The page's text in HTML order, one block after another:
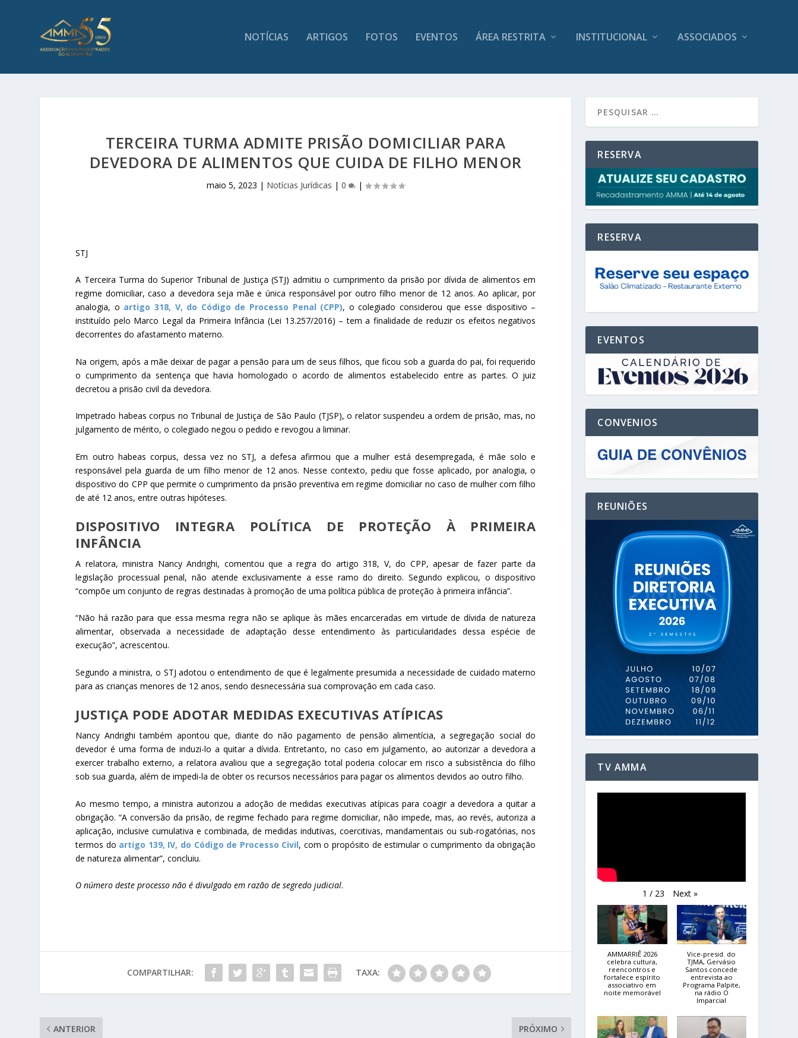
NOTÍCIAS ARTIGOS FOTOS EVENTOS ÁREA RESTRITA INSTITUCIONAL ASSOCIADOS
TERCEIRA TURMA ADMITE PRISÃO DOMICILIAR PARA
DEVEDORA DE ALIMENTOS QUE CUIDA DE FILHO MENOR
maio 5, 2023 | Notícias Jurídicas |0 |
STJ
A Terceira Turma do Superior Tribunal de Justiça (STJ) admitiu o cumprimento da prisão por dívida de alimentos em
regime domiciliar, caso a devedora seja mãe e única responsável por outro filho menor de 12 anos. Ao aplicar, por
analogia, o artigo 318, V, do Código de Processo Penal (CPP), o colegiado considerou que esse dispositivo –
instituído pelo Marco Legal da Primeira Infância (Lei 13.257/2016) – tem a finalidade de reduzir os efeitos negativos
decorrentes do afastamento materno.
Na origem, após a mãe deixar de pagar a pensão para um de seus filhos, que ficou sob a guarda do pai, foi requerido
o cumprimento da sentença que havia homologado o acordo de alimentos estabelecido entre as partes. O juiz
decretou a prisão civil da devedora.
Impetrado habeas corpus no Tribunal de Justiça de São Paulo (TJSP), o relator suspendeu a ordem de prisão, mas, no
julgamento demérito, o colegiado negou o pedido e revogou aliminar.
Em outro habeas corpus, dessa vez no STJ, a defesa afirmou que a mulher está desempregada, é mãe solo e
responsável pela guarda de um filho menor de 12 anos. Nesse contexto, pediu que fosse aplicado, por analogia, o
dispositivo do CPP que permite o cumprimento da prisão preventiva em regime domiciliar no caso de mulher com filho
de até 12 anos, entre outras hipóteses.
DISPOSITIVO INTEGRA POLÍTICA DE PROTEÇÃO À PRIMEIRA
INFÂNCIA
A relatora, ministra Nancy Andrighi, comentou que a regra do artigo 318, V, do CPP, apesar de fazer parte da
legislação processual penal, não atende exclusivamente a esse ramo do direito. Segundo explicou, o dispositivo
“compõe um conjunto de regras destinadas à promoção de uma política pública de proteção à primeira infância”.
“Não há razão para que essa mesma regra não se aplique às mães encarceradas em virtude de dívida de natureza
alimentar, observada a necessidade de adaptação desse entendimento às particularidades dessa espécie de
execução”, acrescentou.
Segundo a ministra, o STJ adotou o entendimento de que é legalmente presumida a necessidade de cuidado materno
para as crianças menores de 12 anos, sendo desnecessária sua comprovação em cada caso.
JUSTIÇA PODE ADOTAR MEDIDAS EXECUTIVAS ATÍPICAS
Nancy Andrighi também apontou que, diante do não pagamento de pensão alimentícia, a segregação social do
devedor é uma forma de induzi-lo a quitar a dívida. Entretanto, no caso em julgamento, ao autorizar a devedora a
exercer trabalho externo, a relatora avaliou que a segregação total poderia colocar em risco a subsistência do filho
sob sua guarda, além de impedi-la de obter os recursos necessários para pagar os alimentos devidos ao outro filho.
Ao mesmo tempo, a ministra autorizou a adoção de medidas executivas atípicas para coagir a devedora a quitar a
obrigação. “A conversão da prisão, de regime fechado para regime domiciliar, não impede, mas, ao revés, autoriza a
aplicação, inclusive cumulativa e combinada, de medidas indutivas, coercitivas, mandamentais ou sub-rogatórias, nos
termos do artigo 139, IV, do Código de Processo Civil, com o propósito de estimular o cumprimento da obrigação
de natureza alimentar”, concluiu.
O número deste processo não é divulgado em razão de segredo judicial.
COMPARTILHAR: TAXA:
ANTERIOR PRÓXIMO
RESERVA
RESERVA
EVENTOS
CONVENIOS
REUNIÕES
TV AMMA
1 / 23 Next »
AMMARRIÊ 2026
celebra cultura,
reencontros e
fortalece espírito
associativo em
noite memorável
Vice-presid. do
TJMA, Gervásio
Santos concede
entrevista ao
Programa Palpite,
na rádio O
Imparcial